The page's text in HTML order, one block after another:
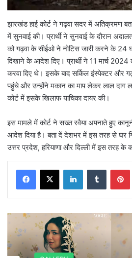
झारखंड हाई कोर्ट ने गढ़वा सदर में अतिक्रमण
में सुनवाई की। प्रार्थी ने सुनवाई के दौरान
को गढ़वा के सीईओ ने नोटिस जारी करने के 24
दिखाने के आदेश दिए। प्रार्थी ने 11 मार्च
करवा दिए थे। इसके बाद सर्किल इंस्पेक्टर और
पहुंचे और उन्होंने मकान का माप लेकर लाल दाग
कोर्ट में इसके खिलाफ याचिका दायर की।
इस मामले में कोर्ट ने सख्त रवैया अपनाते हुए
आदेश दिया है। बता दें देशभर में इस तरह से घर
उत्तर प्रदेश, हरियाणा और दिल्ली में इस तरह
LinkedInTumblr